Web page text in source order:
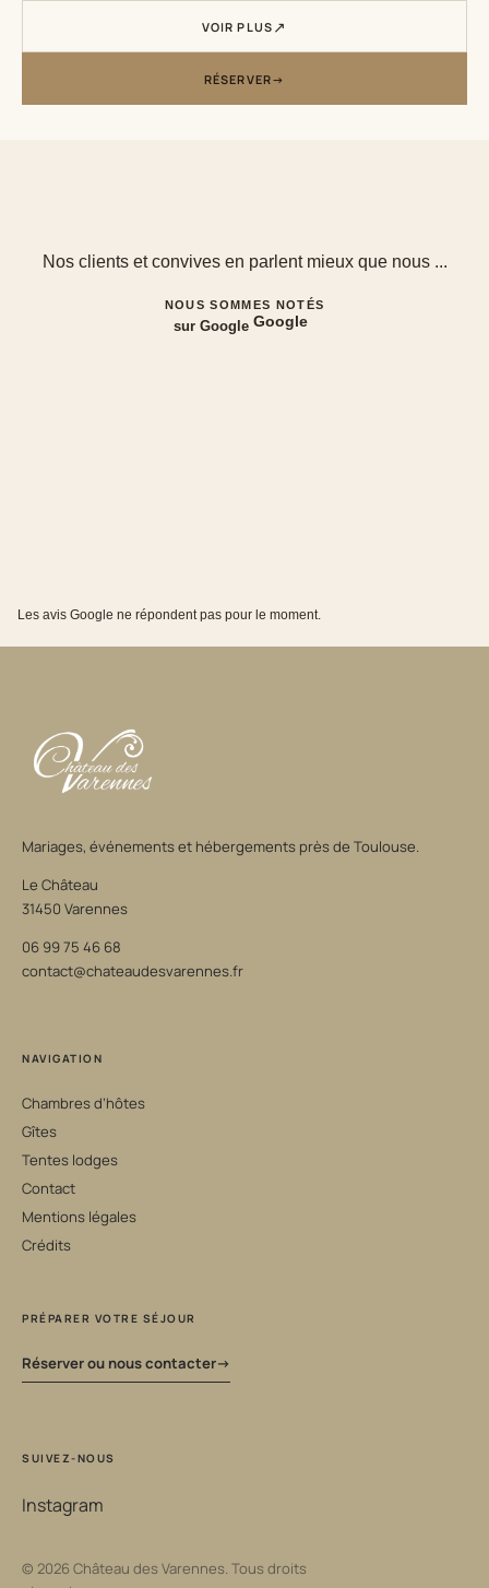
VOIR PLUS
RÉSERVER
Nos clients et convives en parlent mieux que nous ...
NOUS SOMMES NOTÉS
sur Google Google
Les avis Google ne répondent pas pour le moment.
Mariages, événements et hébergements près de Toulouse.
Le Château
31450 Varennes
06 99 75 46 68
contact@chateaudesvarennes.fr
NAVIGATION
Chambres d’hôtes
Gîtes
Tentes lodges
Contact
Mentions légales
Crédits
PRÉPARER VOTRE SÉJOUR
Réserver ou nous contacter
SUIVEZ-NOUS
Instagram
© 2026 Château des Varennes. Tous droits